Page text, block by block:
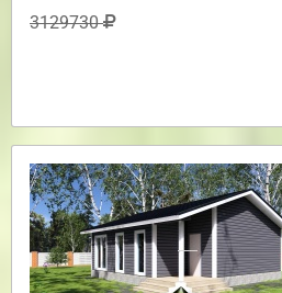
3129730